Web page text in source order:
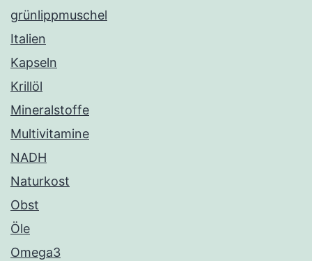
grünlippmuschel
Italien
Kapseln
Krillöl
Mineralstoffe
Multivitamine
NADH
Naturkost
Obst
Öle
Omega3